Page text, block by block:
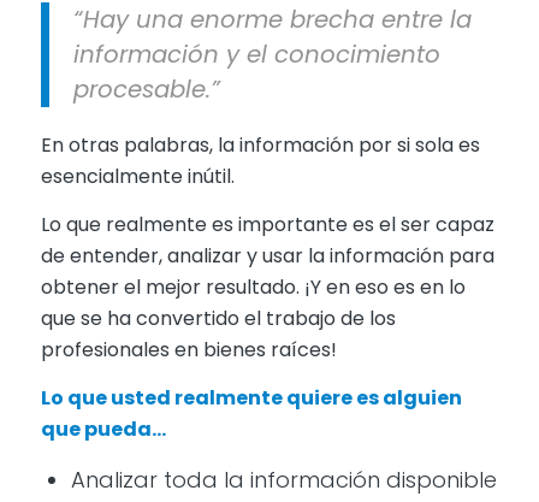
“Hay una enorme brecha entre la
información y el conocimiento
procesable.”
En otras palabras, la información por si sola es
esencialmente inútil.
Lo que realmente es importante es el ser capaz
de entender, analizar y usar la información para
obtener el mejor resultado. ¡Y en eso es en lo
que se ha convertido el trabajo de los
profesionales en bienes raíces!
Lo que usted realmente quiere es alguien
que pueda…
Analizar toda la información disponible